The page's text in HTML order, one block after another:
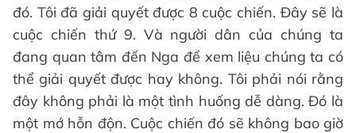
đó. Tôi đã giải quyết được 8 cuộc chiến. Đây sẽ là
cuộc chiến thứ 9. Và người dân của chúng ta
đang quan tâm đến Nga để xem liệu chúng ta có
thể giải quyết được hay không. Tôi phải nói rằng
đây không phải là một tình huống dễ dàng. Đó là
một mớ hỗn độn. Cuộc chiến đó sẽ không bao giờ